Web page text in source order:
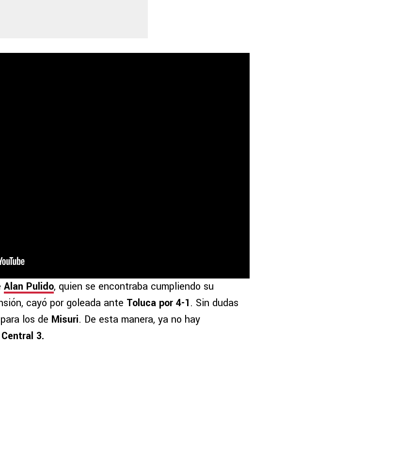
Alan Pulido, quien se encontraba cumpliendo su
cayó por goleada ante Toluca por 4-1. Sin dudas
los de Misuri. De esta manera, ya no hay
3.